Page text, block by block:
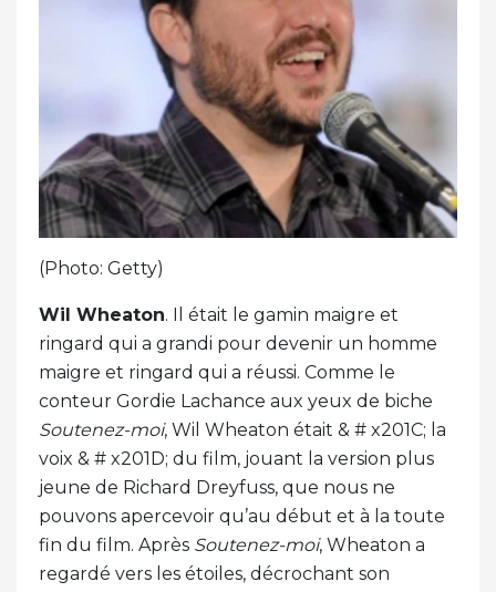
(Photo: Getty)
Wil Wheaton. Il était le gamin maigre et
ringard qui a grandi pour devenir un homme
maigre et ringard qui a réussi. Comme le
conteur Gordie Lachance aux yeux de biche
Soutenez-moi, Wil Wheaton était & # x201C; la
voix & # x201D; du film, jouant la version plus
jeune de Richard Dreyfuss, que nous ne
pouvons apercevoir qu’au début et à la toute
fin du film. Après Soutenez-moi, Wheaton a
regardé vers les étoiles, décrochant son